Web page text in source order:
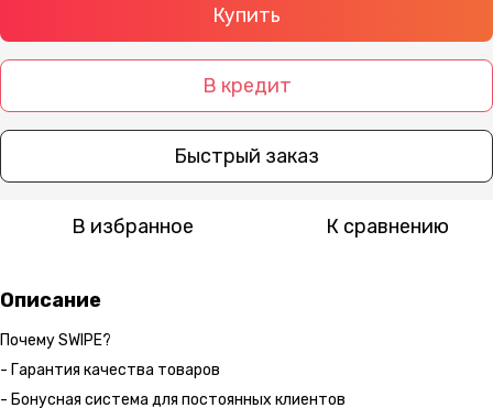
Купить
В кредит
Быстрый заказ
В избранное К сравнению
Описание
Почему SWIPE?
- Гарантия качества товаров
- Бонусная система для постоянных клиентов